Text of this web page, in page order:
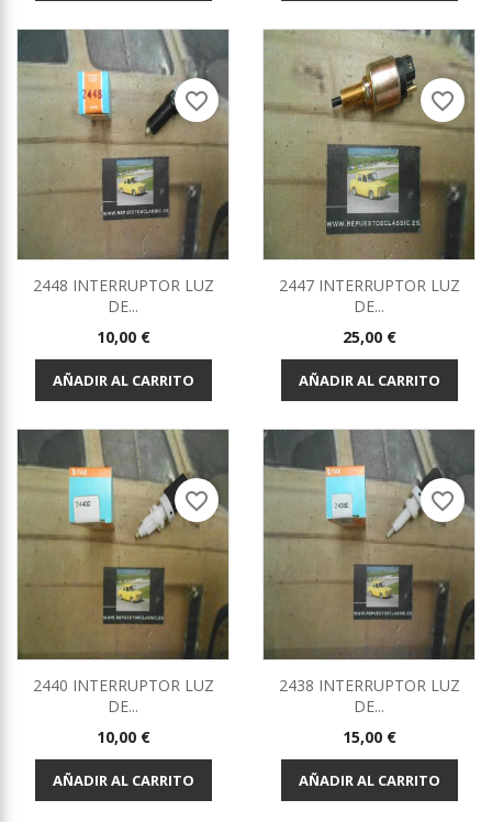
2448 INTERRUPTOR LUZ
DE...
Precio
10,00 €
AÑADIR AL CARRITO
favorite_border
2447 INTERRUPTOR LUZ
DE...
Precio
25,00 €
AÑADIR AL CARRITO
favorite_border
2440 INTERRUPTOR LUZ
DE...
Precio
10,00 €
AÑADIR AL CARRITO
favorite_border
2438 INTERRUPTOR LUZ
DE...
Precio
15,00 €
AÑADIR AL CARRITO
favorite_border